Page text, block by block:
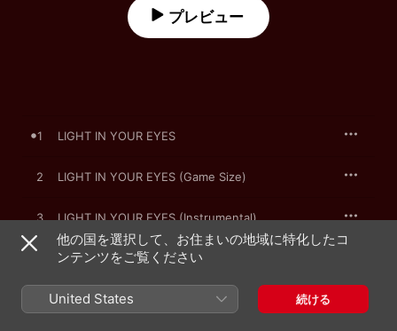
プレビュー
1 LIGHT IN YOUR EYES
2 LIGHT IN YOUR EYES (Game Size)
3 LIGHT IN YOUR EYES (Instrumental)
2025年12月18日
3曲、8分
℗ 2025 Happy Elements K.K
他の国を選択して、お住まいの地域に特化したコ
ンテンツをご覧ください
United States 続ける